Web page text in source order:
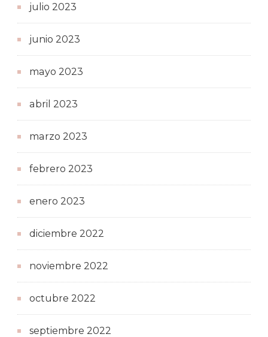
julio 2023
junio 2023
mayo 2023
abril 2023
marzo 2023
febrero 2023
enero 2023
diciembre 2022
noviembre 2022
octubre 2022
septiembre 2022